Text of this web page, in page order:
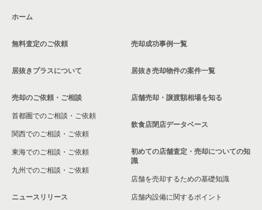
東京23区のカラオケ・パブ・スナックの居抜き売却物件の案件
覧
東京23区の専門料理の居抜き売却物件の案件一覧
東京23区の洋食の居抜き売却物件の案件一覧
東京23区のその他の居抜き売却物件の案件一覧
葛飾区の和食の居抜き売却物件の案件一覧
葛飾区の洋食の居抜き売却物件の案件一覧
葛飾区のその他の居抜き売却物件の案件一覧
京成立石駅の20坪以下の飲食店の居抜き売却物件の案件一覧
東京23区の20坪以下のアジア料理の居抜き売却物件の案件一覧
東京23区の現賃料20万円以下の飲食店の居抜き売却物件の案件
覧
覧
京成立石駅の現賃料20万円以下の飲食店の居抜き売却物件の案
ホーム
無料査定のご依頼
居抜きプラスについて
売却のご依頼・ご相談
首都圏でのご相談・ご依頼
関西でのご相談・ご依頼
東海でのご相談・ご依頼
九州でのご相談・ご依頼
ニュースリリース
売却成功事例一覧
居抜き売却物件の案件一覧
店舗売却・譲渡額相場を知る
飲食店閉店データベース
初めての店舗査定・売却についての知
識
店舗を売却するための基礎知識
店舗内設備に関するポイント